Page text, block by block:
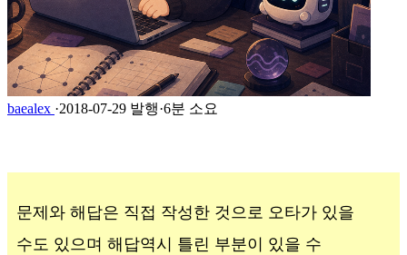
baealex ·2018-07-29 발행·6분 소요
문제와 해답은 직접 작성한 것으로 오타가 있을
수도 있으며 해답역시 틀린 부분이 있을 수